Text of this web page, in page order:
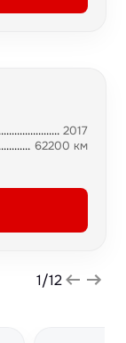
2017
62200 км
1/12